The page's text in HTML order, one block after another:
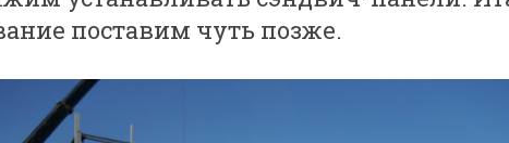
поставим чуть позже.